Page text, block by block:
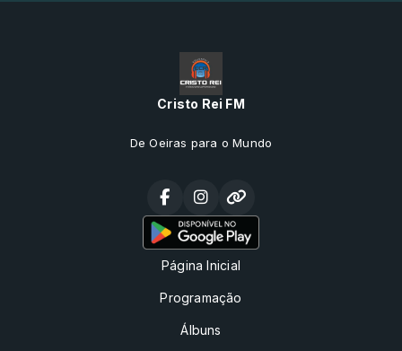
Cristo Rei FM
De Oeiras para o Mundo
Página Inicial
Programação
Álbuns